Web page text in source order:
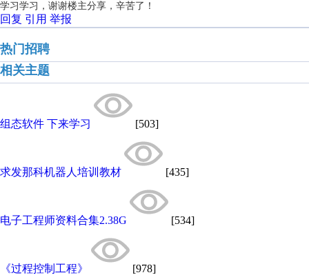
学习学习，谢谢楼主分享，辛苦了！
回复 引用 举报
热门招聘
相关主题
组态软件 下来学习 [503]
求发那科机器人培训教材 [435]
电子工程师资料合集2.38G [534]
《过程控制工程》 [978]